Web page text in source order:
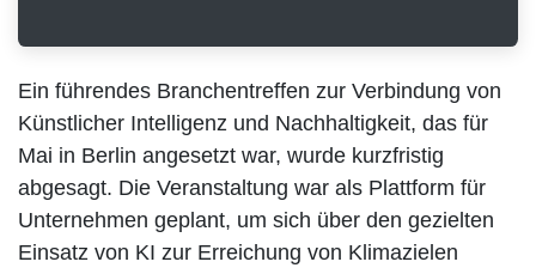
Ein führendes Branchentreffen zur Verbindung von
Künstlicher Intelligenz und Nachhaltigkeit, das für Mai
in Berlin angesetzt war, wurde kurzfristig abgesagt.
Die Veranstaltung war als Plattform für Unternehmen
geplant, um sich über den gezielten Einsatz von KI zur
Erreichung von Klimazielen auszutauschen. Die